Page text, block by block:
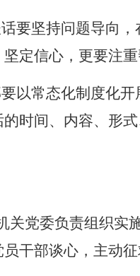
要坚持问题导向
定信心，更要注
以常态化制度化开
时间、内容、形
关党委负责组织实
干部谈心，主动